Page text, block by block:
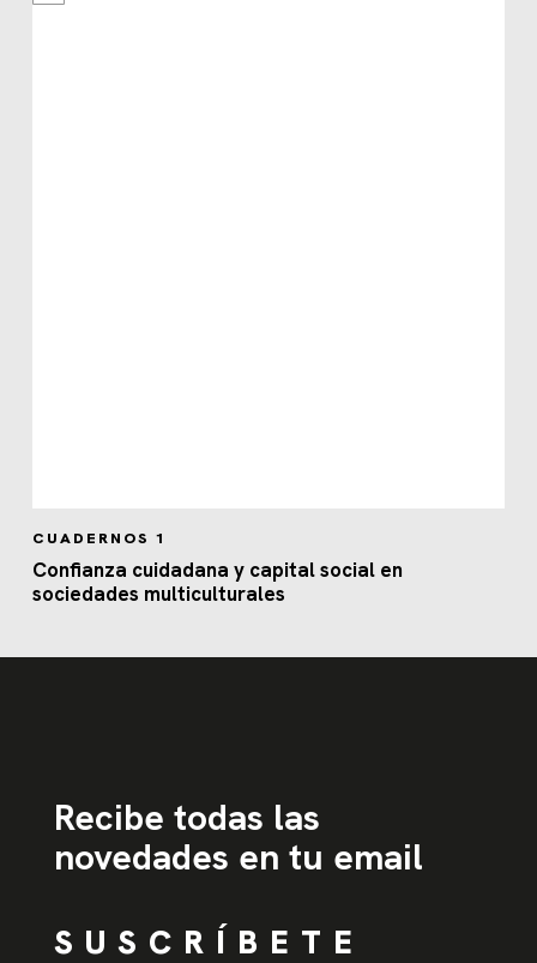
CUADERNOS 1
Confianza cuidadana y capital social en
sociedades multiculturales
Recibe todas las
novedades en tu email
SUSCRÍBETE